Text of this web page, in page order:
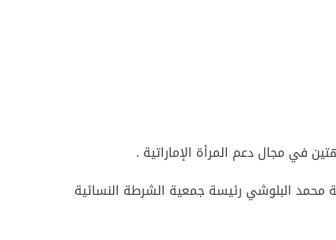
في مجال دعم المرأة الإماراتية .
محمد البلوشي رئيسة جمعية الشرطة النسائية